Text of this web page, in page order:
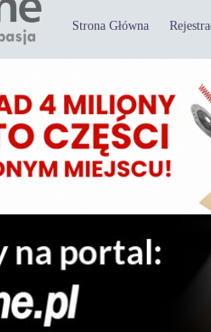
Strona Główna